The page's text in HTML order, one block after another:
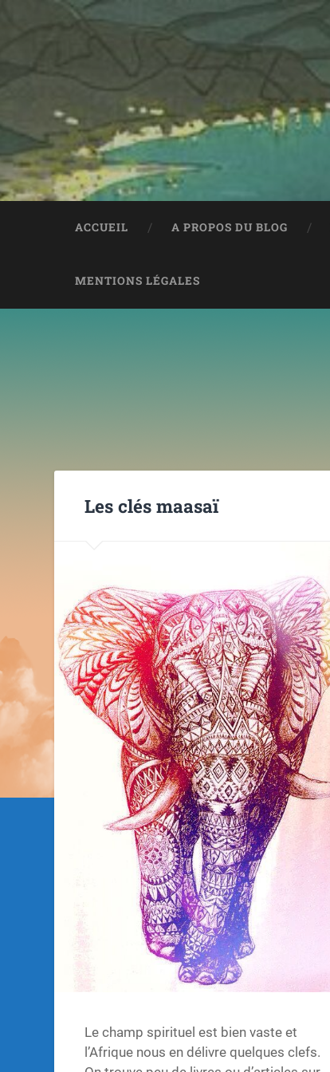
ACCUEIL A PROPOS DU BLOG
MENTIONS LÉGALES
Les clés maasaï
Le champ spirituel est bien vaste et
l’Afrique nous en délivre quelques clefs.